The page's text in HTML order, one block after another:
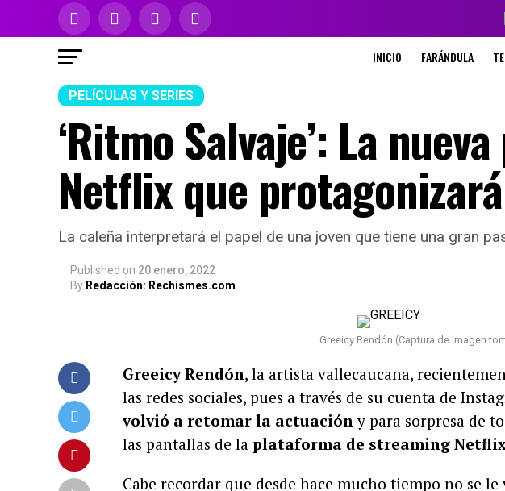
INICIO FARÁNDULA
PELÍCULAS Y SERIES
‘Ritmo Salvaje’: La
Netflix que
La caleña interpretará el papel de una joven que tiene una gran
Published on 20 enero, 2022
By Redacción: Rechismes.com
Greeicy Rendón (Captura de Imagen
Greeicy Rendón, la artista vallecaucana,
las redes sociales, pues a través de su cuenta de
volvió a retomar la actuacióny para sorpresa de
las pantallas de la plataforma de streaming
Cabe recordar que desde hace mucho tiempo no se